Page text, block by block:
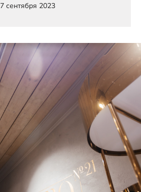
7 сентября 2023